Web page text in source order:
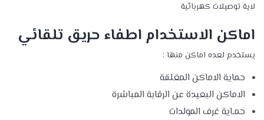
لاية توصيلات كهربائية
اماكن الاستخدام اطفاء حريق تلقائي
يستخدم لعده اماكن منها :
حماية الاماكن المغلقة
الاماكن البعيدة عن الرقابة المباشرة
حمـاية غرف المولدات